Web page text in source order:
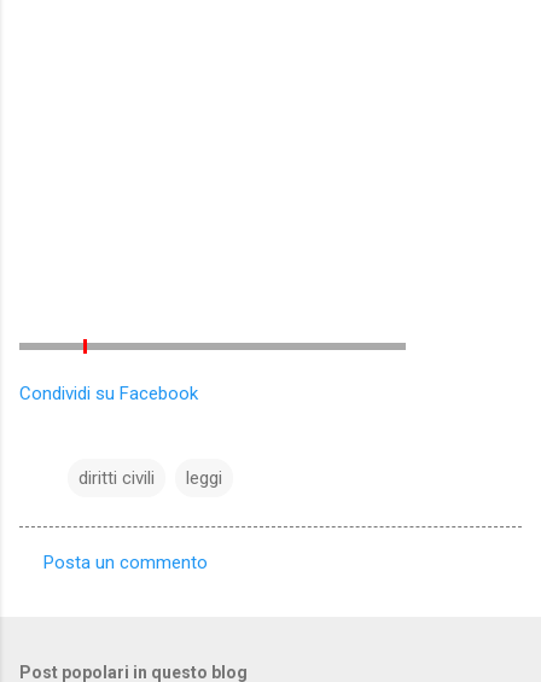
Condividi su Facebook
diritti civili leggi
Posta un commento
Post popolari in questo blog